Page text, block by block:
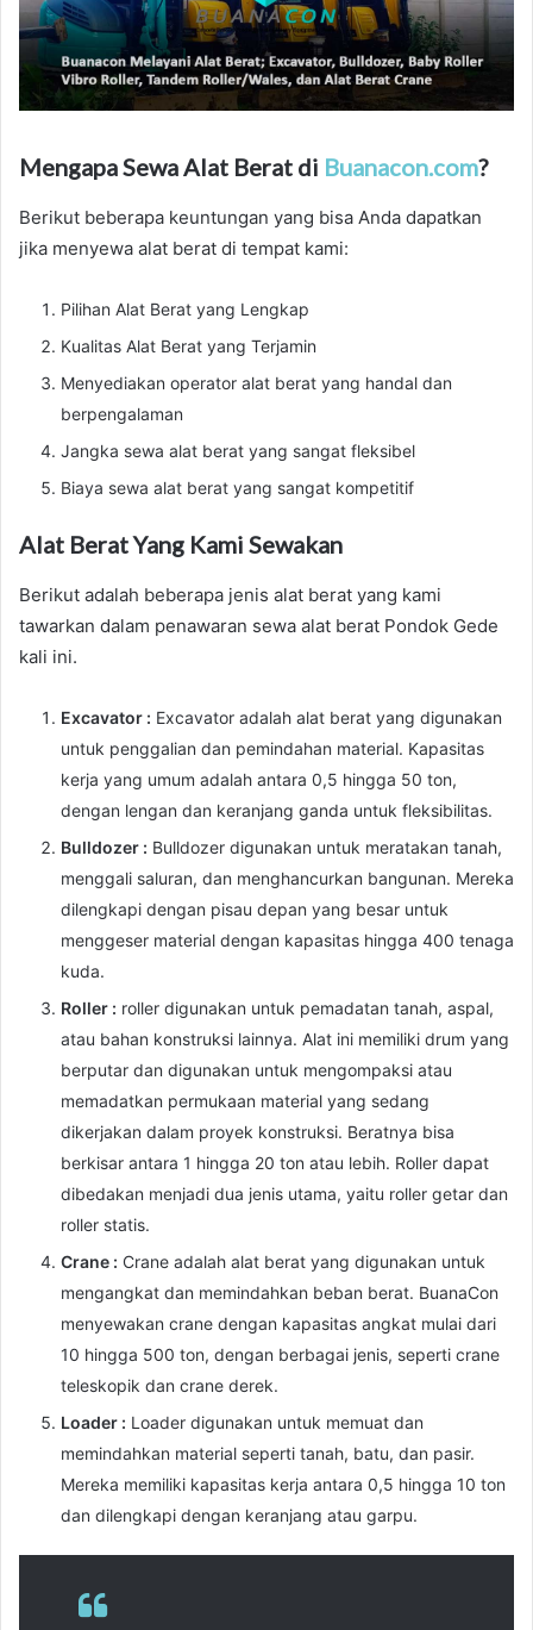
Mengapa Sewa Alat Berat di Buanacon.com?
Berikut beberapa keuntungan yang bisa Anda dapatkan
jika menyewa alat berat di tempat kami:
Pilihan Alat Berat yang Lengkap
Kualitas Alat Berat yang Terjamin
Menyediakan operator alat berat yang handal dan
berpengalaman
Jangka sewa alat berat yang sangat fleksibel
Biaya sewa alat berat yang sangat kompetitif
Alat Berat Yang Kami Sewakan
Berikut adalah beberapa jenis alat berat yang kami
tawarkan dalam penawaran sewa alat berat Pondok Gede
kali ini.
Excavator : Excavator adalah alat berat yang digunakan
untuk penggalian dan pemindahan material. Kapasitas
kerja yang umum adalah antara 0,5 hingga 50 ton,
dengan lengan dan keranjang ganda untuk fleksibilitas.
Bulldozer : Bulldozer digunakan untuk meratakan tanah,
menggali saluran, dan menghancurkan bangunan. Mereka
dilengkapi dengan pisau depan yang besar untuk
menggeser material dengan kapasitas hingga 400 tenaga
kuda.
Roller : roller digunakan untuk pemadatan tanah, aspal,
atau bahan konstruksi lainnya. Alat ini memiliki drum yang
berputar dan digunakan untuk mengompaksi atau
memadatkan permukaan material yang sedang
dikerjakan dalam proyek konstruksi. Beratnya bisa
berkisar antara 1 hingga 20 ton atau lebih. Roller dapat
dibedakan menjadi dua jenis utama, yaitu roller getar dan
roller statis.
Crane : Crane adalah alat berat yang digunakan untuk
mengangkat dan memindahkan beban berat. BuanaCon
menyewakan crane dengan kapasitas angkat mulai dari
10 hingga 500 ton, dengan berbagai jenis, seperti crane
teleskopik dan crane derek.
Loader : Loader digunakan untuk memuat dan
memindahkan material seperti tanah, batu, dan pasir.
Mereka memiliki kapasitas kerja antara 0,5 hingga 10 ton
dan dilengkapi dengan keranjang atau garpu.